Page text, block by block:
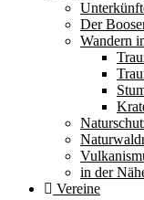
Der
Wandern
in der
Vereine